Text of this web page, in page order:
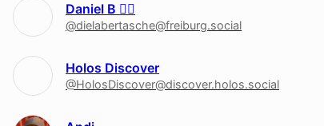
Daniel B 🏳‍🌈
@dielabertasche@freiburg.social
Holos Discover
@HolosDiscover@discover.holos.social